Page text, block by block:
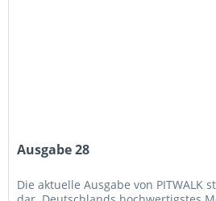
Ausgabe 28
Die aktuelle Ausgabe von PITWALK